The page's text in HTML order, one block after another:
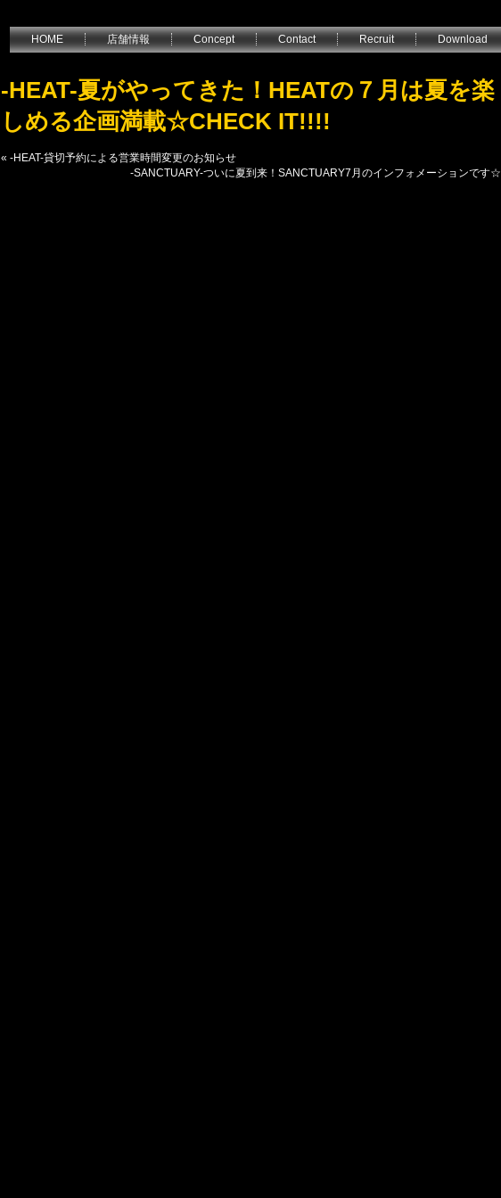
HOME 店舗情報 Concept Contact Recruit Download
-HEAT-夏がやってきた！HEATの７月は夏を楽
しめる企画満載☆CHECK IT!!!!
« -HEAT-貸切予約による営業時間変更のお知らせ
-SANCTUARY-ついに夏到来！SANCTUARY7月のインフォメーションです☆